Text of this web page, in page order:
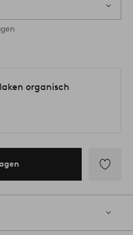
organisch
aan